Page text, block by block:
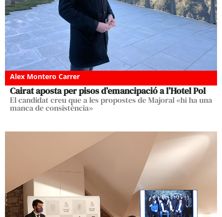
Alex Montero Carrer
Cairat aposta per pisos d’emancipació a l’Hotel Pol
El candidat creu que a les propostes de Majoral «hi ha una
manca de consistència»